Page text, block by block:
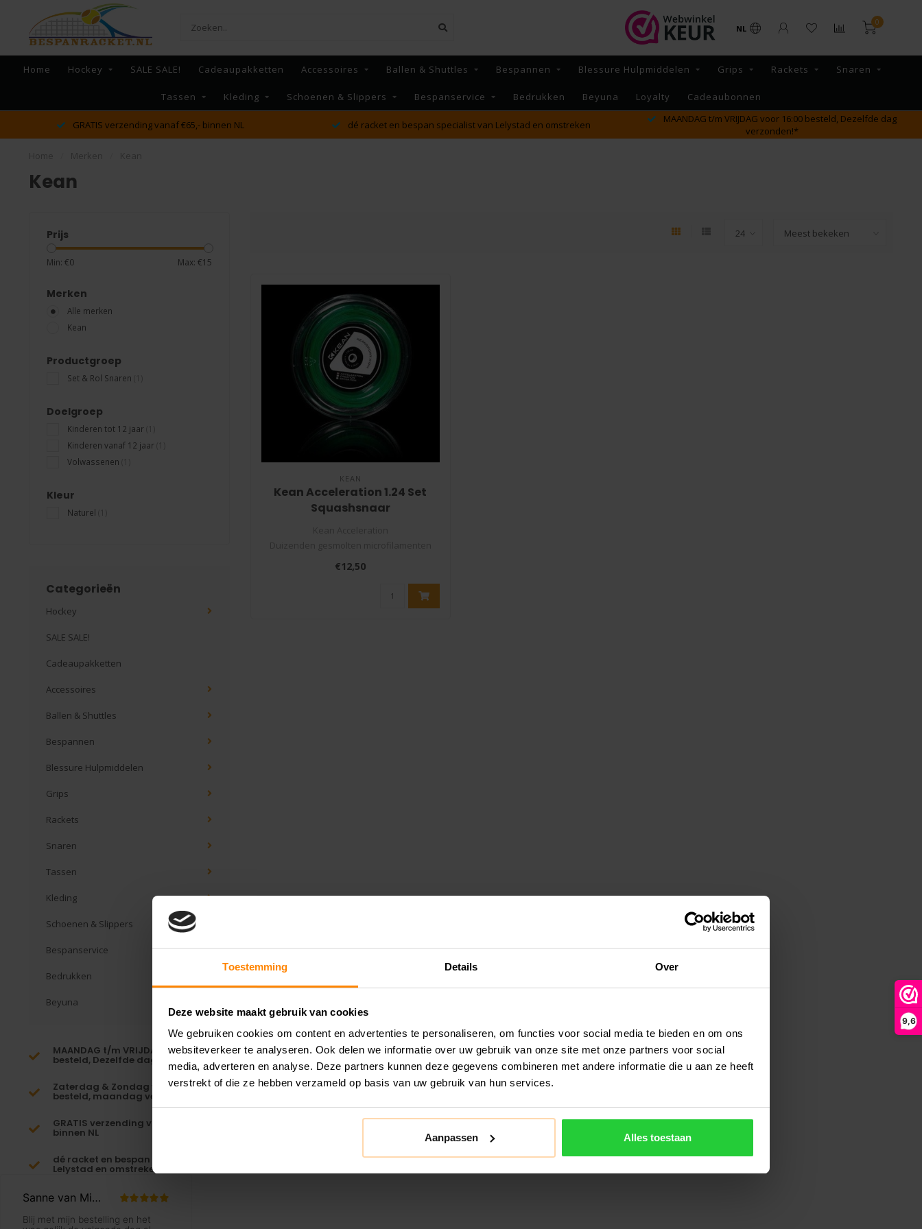
Toestemming Details Over
Deze website maakt gebruik van cookies
We gebruiken cookies om content en advertenties te personaliseren, om functies voor social media te bieden en om ons
websiteverkeer te analyseren. Ook delen we informatie over uw gebruik van onze site met onze partners voor social
media, adverteren en analyse. Deze partners kunnen deze gegevens combineren met andere informatie die u aan ze heeft
verstrekt of die ze hebben verzameld op basis van uw gebruik van hun services.
Aanpassen Alles toestaan
9,6
NL
0
Home Hockey SALE SALE! Cadeaupakketten Accessoires Ballen & Shuttles Bespannen Blessure Hulpmiddelen Grips Rackets Snaren
Tassen Kleding Schoenen & Slippers Bespanservice Bedrukken Beyuna Loyalty Cadeaubonnen
GRATIS verzending vanaf €65,- binnen NL dé racket en bespan specialist van Lelystad en omstreken
MAANDAG t/m VRIJDAG voor 16:00 besteld, Dezelfde dag
verzonden!*
Kean
Prijs
Min: €0 Max: €15
Merken
Alle merken
Kean
Productgroep
Set & Rol Snaren
Doelgroep
Kinderen tot 12 jaar
Kinderen vanaf 12 jaar
Volwassenen
Kleur
Naturel
Categorieën
Hockey
SALE SALE!
Cadeaupakketten
Accessoires
Ballen & Shuttles
Bespannen
Blessure Hulpmiddelen
Grips
Rackets
Snaren
Tassen
Kleding
Schoenen & Slippers
Bespanservice
Bedrukken
Beyuna
MAANDAG t/m VRIJDAG voor 16:00
besteld, Dezelfde dag verzonden!*
Zaterdag & Zondag voor 23:59
besteld, maandag verzonden!
GRATIS verzending vanaf €65,-
binnen NL
dé racket en bespan specialist van
Lelystad en omstreken
KEAN
Kean Acceleration 1.24 Set
Squashsnaar
bekleed met high-tech mat..
€12,50